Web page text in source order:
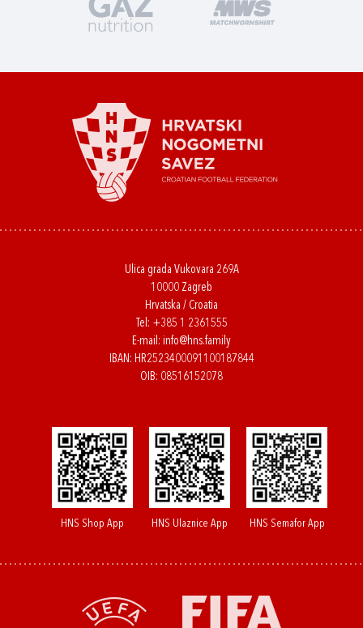
Ulica grada Vukovara 269A
10000 Zagreb
Hrvatska / Croatia
Tel: +385 1 2361555
E-mail: info@hns.family
IBAN: HR2523400091100187844
OIB: 08516152078
HNS Shop App HNS Ulaznice App HNS Semafor App